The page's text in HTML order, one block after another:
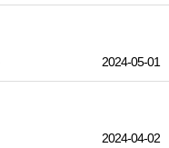
2024-05-01
2024-04-02